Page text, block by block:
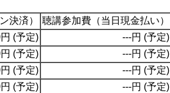
決済）
聴講参加費（当日現金払い）
(予定)
---円 (予定)
(予定)
---円 (予定)
(予定)
---円 (予定)
(予定)
---円 (予定)